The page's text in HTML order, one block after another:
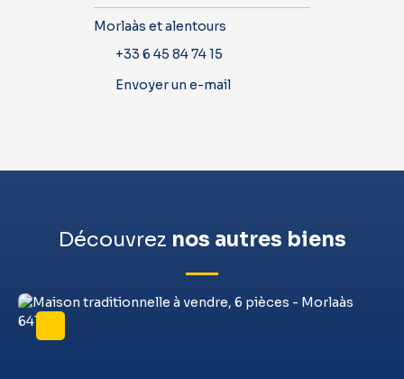
Morlaàs et alentours
+33 6 45 84 74 15
Envoyer un e-mail
Découvrez nos autres biens